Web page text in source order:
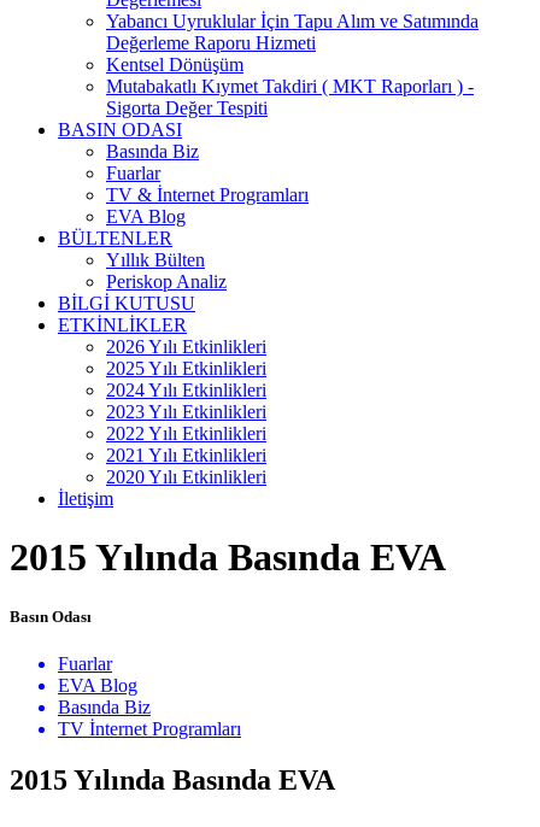
Yabancı Uyruklular İçin Tapu Alım ve Satımında
Değerleme Raporu Hizmeti
Kentsel Dönüşüm
Mutabakatlı Kıymet Takdiri ( MKT Raporları ) -
Sigorta Değer Tespiti
BASIN ODASI
Basında Biz
Fuarlar
TV & İnternet Programları
EVA Blog
BÜLTENLER
Yıllık Bülten
Periskop Analiz
BİLGİ KUTUSU
ETKİNLİKLER
2026 Yılı Etkinlikleri
2025 Yılı Etkinlikleri
2024 Yılı Etkinlikleri
2023 Yılı Etkinlikleri
2022 Yılı Etkinlikleri
2021 Yılı Etkinlikleri
2020 Yılı Etkinlikleri
İletişim
2015 Yılında Basında EVA
Basın Odası
Fuarlar
EVA Blog
Basında Biz
TV İnternet Programları
2015 Yılında Basında EVA